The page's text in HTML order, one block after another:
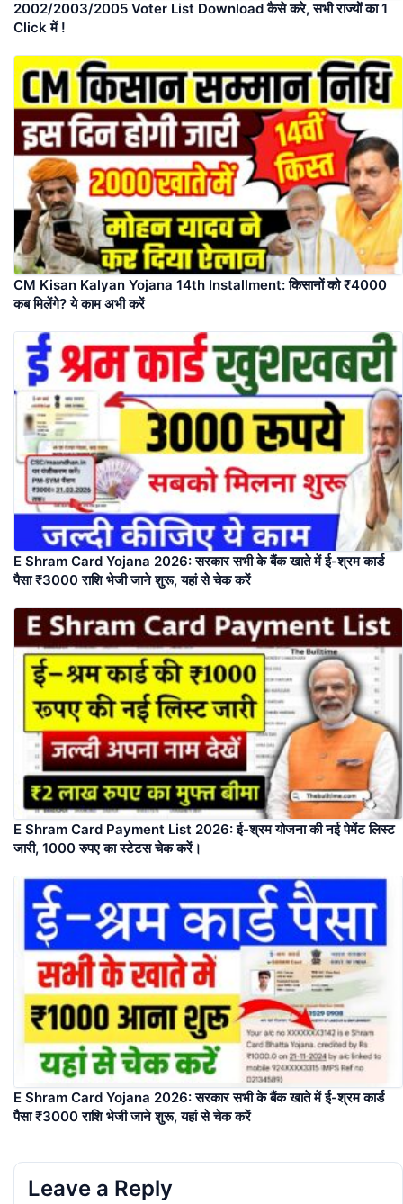
2002/2003/2005 Voter List Download कैसे करे, सभी राज्यों का 1
Click में !
CM Kisan Kalyan Yojana 14th Installment: किसानों को ₹4000
कब मिलेंगे? ये काम अभी करें
E Shram Card Yojana 2026: सरकार सभी के बैंक खाते में ई-श्रम कार्ड
पैसा ₹3000 राशि भेजी जाने शुरू, यहां से चेक करें
E Shram Card Payment List 2026: ई-श्रम योजना की नई पेमेंट लिस्ट
जारी, 1000 रुपए का स्टेटस चेक करें।
E Shram Card Yojana 2026: सरकार सभी के बैंक खाते में ई-श्रम कार्ड
पैसा ₹3000 राशि भेजी जाने शुरू, यहां से चेक करें
Leave a Reply